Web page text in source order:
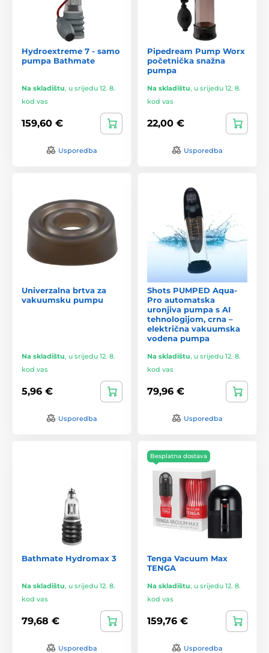
Hydroextreme 7 - samo
pumpa Bathmate
Na skladištu, u srijedu 12. 8.
kod vas
159,60 €
Usporedba
Pipedream Pump Worx
početnička snažna
pumpa
Na skladištu, u srijedu 12. 8.
kod vas
22,00 €
Usporedba
Univerzalna brtva za
vakuumsku pumpu
Na skladištu, u srijedu 12. 8.
kod vas
5,96 €
Usporedba
Shots PUMPED Aqua-
Pro automatska
uronjiva pumpa s AI
tehnologijom, crna –
električna vakuumska
vodena pumpa
Na skladištu, u srijedu 12. 8.
kod vas
79,96 €
Usporedba
Bathmate Hydromax 3
Na skladištu, u srijedu 12. 8.
kod vas
79,68 €
Usporedba
Besplatna dostava
Tenga Vacuum Max
TENGA
Na skladištu, u srijedu 12. 8.
kod vas
159,76 €
Usporedba